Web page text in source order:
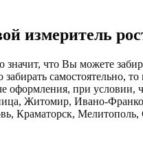
измеритель
что Вы можете
оформления, при
Житомир, Ивано-
Краматорск,